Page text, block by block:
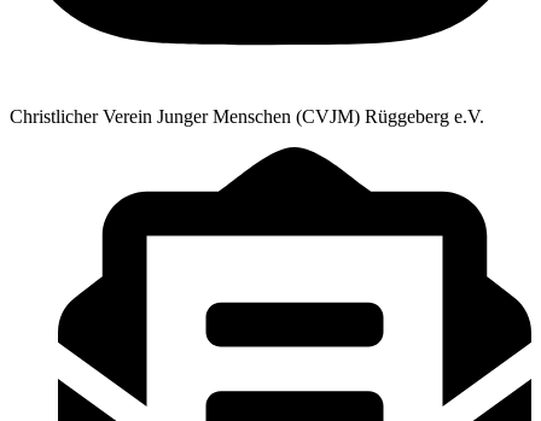
Christlicher Verein Junger Menschen (CVJM) Rüggeberg e.V.